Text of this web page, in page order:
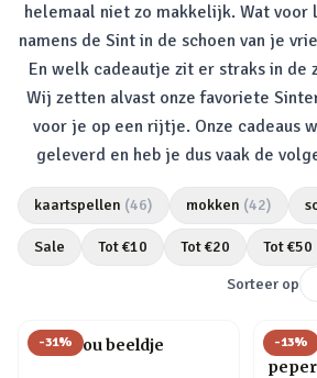
helemaal niet zo makkelijk. Wat
namens de Sint in de schoen van je
En welk cadeautje zit er straks in de
Wij zetten alvast onze favoriete
voor je op een rijtje. Onze cadeaus
geleverd en heb je dus vaak de
kaartspellen (46) mokken (42)
Sale Tot €10 Tot €20 Tot €50
Sorteer op
-31%
Love you beeldje -13%